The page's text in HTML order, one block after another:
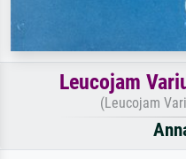
Leucojam
(Leucojam